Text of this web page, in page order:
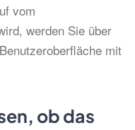
vom
werden Sie über
mit
ob das